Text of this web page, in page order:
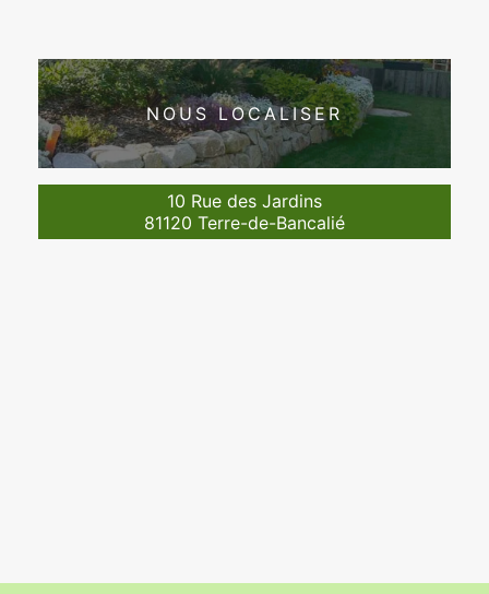
NOUS LOCALISER
10 Rue des Jardins
81120 Terre-de-Bancalié